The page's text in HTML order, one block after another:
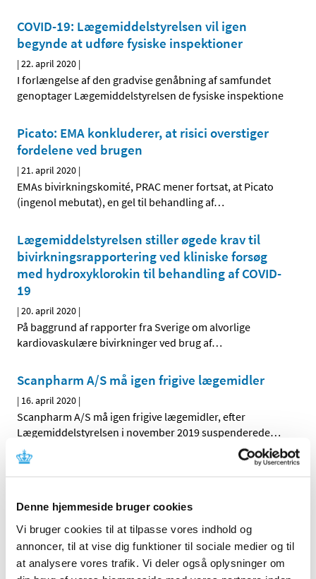
Denne hjemmeside bruger cookies
Vi bruger cookies til at tilpasse vores indhold og
annoncer, til at vise dig funktioner til sociale medier og til
at analysere vores trafik. Vi deler også oplysninger om
COVID-19: Lægemiddelstyrelsen vil igen
begynde at udføre fysiske inspektioner
|22. april 2020 |
I forlængelse af den gradvise genåbning af samfundet
genoptager Lægemiddelstyrelsen de fysiske inspektione
Picato: EMA konkluderer, at risici overstiger
fordelene ved brugen
|21. april 2020 |
EMAs bivirkningskomité, PRAC mener fortsat, at Picato
(ingenol mebutat), en gel til behandling af…
Lægemiddelstyrelsen stiller øgede krav til
bivirkningsrapportering ved kliniske forsøg
med hydroxyklorokin til behandling af COVID-
19
|20. april 2020 |
På baggrund af rapporter fra Sverige om alvorlige
kardiovaskulære bivirkninger ved brug af…
Scanpharm A/S må igen frigive lægemidler
| 16. april 2020 |
Scanpharm A/S må igen frigive lægemidler, efter
Lægemiddelstyrelsen i november 2019 suspenderede…
Ændrede hjælpestoffer i Euthyrox
|7. april 2020|
En ny version af Euthyrox-tabletter vil være tilgængelig fra
4. maj 2020. Sammensætningen af tabletterne ændres